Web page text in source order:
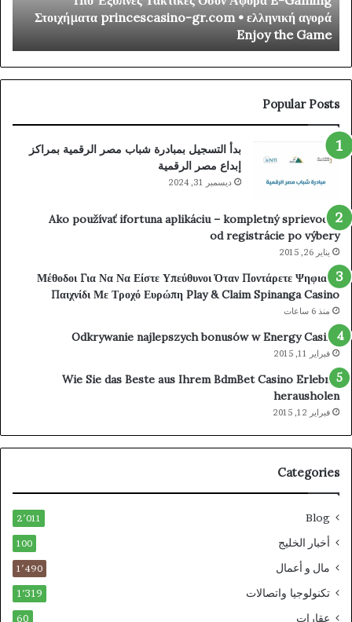
princescasino-
gr.com
•
ελληνική
αγορά
Enjoy
Game
Στοιχήματα princescasino-gr.com • ελληνική αγορά
Enjoy the Game
_
Popular Posts
بدأ التسجيل بمبادرة شباب مصر الرقمية بمراكز
إبداع مصر الرقمية
ديسمبر 31, 2024
Ako používať ifortuna aplikáciu – kompletný sprievodca
od registrácie po výbery
يناير 26, 2015
Μέθοδοι Για Να Να Είστε Υπεύθυνοι Όταν Ποντάρετε Ψηφιακά
Παιχνίδι Με Τροχό Ευρώπη Play & Claim Spinanga Casino
منذ 6 ساعات
Odkrywanie najlepszych bonusów w Energy Casino
فبراير 11, 2015
Wie Sie das Beste aus Ihrem BdmBet Casino Erlebnis
herausholen
فبراير 12, 2015
Categories
Blog 2٬011
أخبار الخليج 100
مال و أعمال 1٬490
تكنولوجيا واتصالات 1٬319
عقارات 60